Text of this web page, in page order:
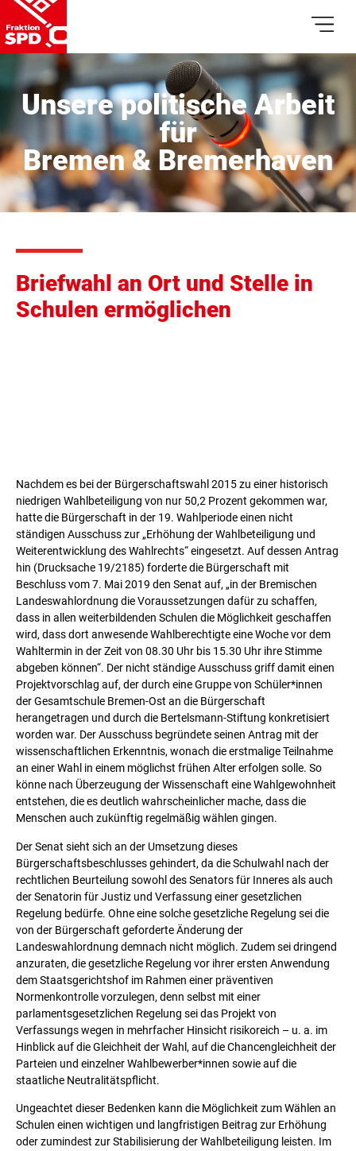
Unsere politische Arbeit
für
Bremen & Bremerhaven
Briefwahl an Ort und Stelle in
Schulen ermöglichen
Nachdem es bei der Bürgerschaftswahl 2015 zu einer historisch
niedrigen Wahlbeteiligung von nur 50,2 Prozent gekommen war,
hatte die Bürgerschaft in der 19. Wahlperiode einen nicht
ständigen Ausschuss zur „Erhöhung der Wahlbeteiligung und
Weiterentwicklung des Wahlrechts“ eingesetzt. Auf dessen Antrag
hin (Drucksache 19/2185) forderte die Bürgerschaft mit
Beschluss vom 7. Mai 2019 den Senat auf, „in der Bremischen
Landeswahlordnung die Voraussetzungen dafür zu schaffen,
dass in allen weiterbildenden Schulen die Möglichkeit geschaffen
wird, dass dort anwesende Wahlberechtigte eine Woche vor dem
Wahltermin in der Zeit von 08.30 Uhr bis 15.30 Uhr ihre Stimme
abgeben können“. Der nicht ständige Ausschuss griff damit einen
Projektvorschlag auf, der durch eine Gruppe von Schüler*innen
der Gesamtschule Bremen-Ost an die Bürgerschaft
herangetragen und durch die Bertelsmann-Stiftung konkretisiert
worden war. Der Ausschuss begründete seinen Antrag mit der
wissenschaftlichen Erkenntnis, wonach die erstmalige Teilnahme
an einer Wahl in einem möglichst frühen Alter erfolgen solle. So
könne nach Überzeugung der Wissenschaft eine Wahlgewohnheit
entstehen, die es deutlich wahrscheinlicher mache, dass die
Menschen auch zukünftig regelmäßig wählen gingen.
Der Senat sieht sich an der Umsetzung dieses
Bürgerschaftsbeschlusses gehindert, da die Schulwahl nach der
rechtlichen Beurteilung sowohl des Senators für Inneres als auch
der Senatorin für Justiz und Verfassung einer gesetzlichen
Regelung bedürfe. Ohne eine solche gesetzliche Regelung sei die
von der Bürgerschaft geforderte Änderung der
Landeswahlordnung demnach nicht möglich. Zudem sei dringend
anzuraten, die gesetzliche Regelung vor ihrer ersten Anwendung
dem Staatsgerichtshof im Rahmen einer präventiven
Normenkontrolle vorzulegen, denn selbst mit einer
parlamentsgesetzlichen Regelung sei das Projekt von
Verfassungs wegen in mehrfacher Hinsicht risikoreich – u. a. im
Hinblick auf die Gleichheit der Wahl, auf die Chancengleichheit der
Parteien und einzelner Wahlbewerber*innen sowie auf die
staatliche Neutralitätspflicht.
Ungeachtet dieser Bedenken kann die Möglichkeit zum Wählen an
Schulen einen wichtigen und langfristigen Beitrag zur Erhöhung
oder zumindest zur Stabilisierung der Wahlbeteiligung leisten. Im